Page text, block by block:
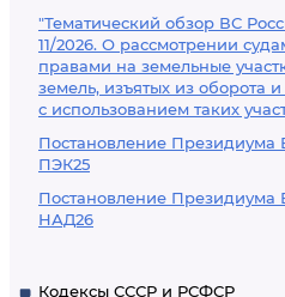
"Тематический обзор ВС
11/2026. О рассмотрении
правами на земельные
земель, изъятых из оборота
с использованием таких
Постановление Президиума
ПЭК25
Постановление Президиума
НАД26
Кодексы СССР и РСФСР